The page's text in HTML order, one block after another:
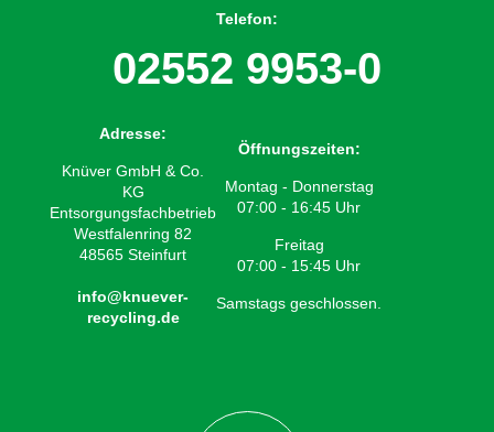
Telefon:
02552 9953-0
Adresse:
Knüver GmbH & Co.
KG
Entsorgungsfachbetrieb
Westfalenring 82
48565 Steinfurt
info@knuever-
recycling.de
Öffnungszeiten:
Montag - Donnerstag
07:00 - 16:45 Uhr
Freitag
07:00 - 15:45 Uhr
Samstags geschlossen.